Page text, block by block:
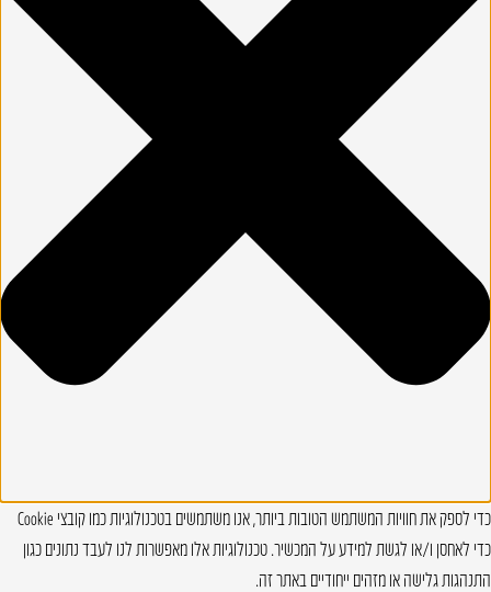
כדי לספק את חוויות המשתמש הטובות ביותר, אנו משתמשים בטכנולוגיות כמו קובצי Cookie
כדי לאחסן ו/או לגשת למידע על המכשיר. טכנולוגיות אלו מאפשרות לנו לעבד נתונים כגון
התנהגות גלישה או מזהים ייחודיים באתר זה.